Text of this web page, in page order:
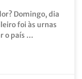
Domingo, dia
foi às urnas
o país …